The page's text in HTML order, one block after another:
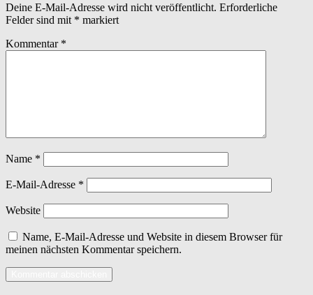
Deine E-Mail-Adresse wird nicht veröffentlicht. Erforderliche
Felder sind mit * markiert
Kommentar *
Name *
E-Mail-Adresse *
Website
Name, E-Mail-Adresse und Website in diesem Browser für
meinen nächsten Kommentar speichern.